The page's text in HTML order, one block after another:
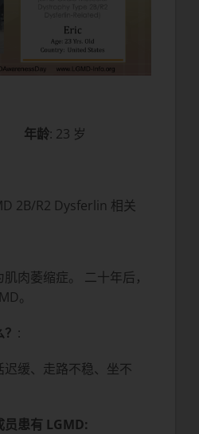
年龄: 23 岁
2B/R2 Dysferlin 相关
肉萎缩症。 二十年后，
为 LGMD。
:
缓、走路不稳、坐不
员患有 LGMD: